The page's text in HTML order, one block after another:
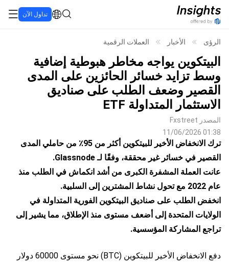
تداول الآن
الرؤى الأخبار العملات الرقمية
البيتكوين يواجه مخاطر هبوطية إضافية
وسط تزايد خسائر الحائزين على المدى
القصير وضعف الطلب على صناديق
الاستثمار المتداولة ETF
المصدر Fxstreet
11/06/2026 01:38
ترك الانخفاض الأخير للبيتكوين أكثر من 95٪ من حاملي المدى
القصير في خسائر غير محققة، وفقًا لـ Glassnode.
عانت العملة المشفرة الكبرى من أشد انكماش في الطلب منذ
عام 2022 مع تحول نشاط المشترين إلى السلبية.
انخفض الطلب على صناديق البيتكوين الفورية المتداولة في
الولايات المتحدة إلى أضعف مستوى منذ الإطلاق، مما يشير إلى
تراجع المشاركة المؤسسية.
دفع الانخفاض الأخير للبيتكوين (BTC) نحو مستوى 60000 دولار